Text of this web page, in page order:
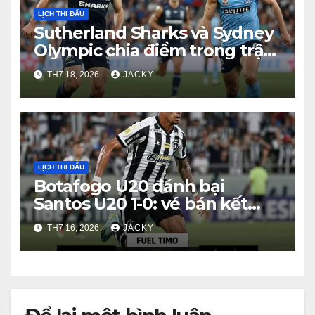
LỊCH THI ĐẤU
Sutherland Sharks và Sydney
Olympic chia điểm trong trận
hòa 1-1
TH7 18, 2026 JACKY
LỊCH THI ĐẤU
Botafogo U20 đánh bại
Santos U20 1-0: vé bán kết
Brasileiro U20 A sau trận tứ
kết nghẹt thở
TH7 16, 2026 JACKY